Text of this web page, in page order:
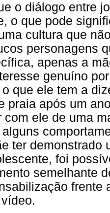
o diálogo entre
o que pode
cultura que
personagens
apenas a
genuíno
que ele tem a
praia após um
com ele de uma
ter demonstrado
foi
semelhante
frente